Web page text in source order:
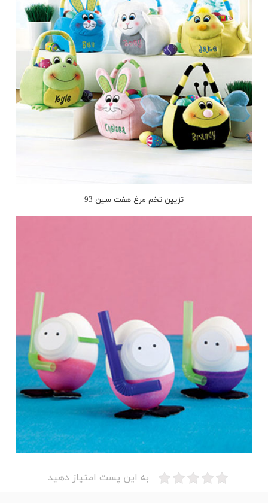
تزیین تخم مرغ هفت سین 93
به این پست امتیاز دهید